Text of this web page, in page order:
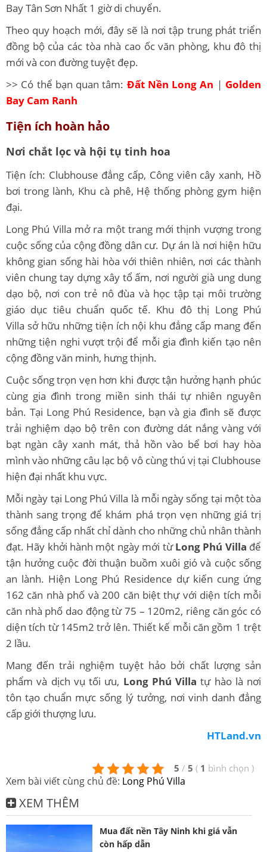
Bay Tân Sơn Nhất 1 giờ di chuyển.
Theo quy hoạch mới, đây sẽ là nơi tập trung phát triển
đồng bộ của các tòa nhà cao ốc văn phòng, khu đô thị
mới và con đường tuyệt đẹp.
>> Có thể bạn quan tâm: Đất Nền Long An | Golden
Bay Cam Ranh
Tiện ích hoàn hảo
Nơi chắt lọc và hội tụ tinh hoa
Tiện ích: Clubhouse đẳng cấp, Công viên cây xanh, Hồ
bơi trong lành, Khu cà phê, Hệ thống phòng gym hiện
đại.
Long Phú Villa mở ra một trang mới thịnh vượng trong
cuộc sống của cộng đồng dân cư. Dự án là nơi hiện hữu
không gian sống hài hòa với thiên nhiên, nơi các thành
viên chung tay dựng xây tổ ấm, nơi người già ung dung
dạo bộ, nơi con trẻ nô đùa và học tập tại môi trường
giáo dục tiêu chuẩn quốc tế. Khu đô thị Long Phú
Villa sở hữu những tiện ích nội khu đẳng cấp mang đến
những tiện nghi vượt trội để mỗi gia đình kiến tạo nên
cộng đồng văn minh, hưng thịnh.
Cuộc sống trọn vẹn hơn khi được tận hưởng hạnh phúc
cùng gia đình trong miền sinh thái tự nhiên nguyên
bản. Tại Long Phú Residence, bạn và gia đình sẽ được
trải nghiệm dạo bộ trên con đường dát nắng vàng với
bạt ngàn cây xanh mát, thả hồn vào bể bơi hay hòa
mình vào những câu lạc bộ vô cùng thú vị tại Clubhouse
hiện đại nhất khu vực.
Mỗi ngày tại Long Phú Villa là mỗi ngày sống tại một tòa
thành sang trọng để khám phá trọn vẹn những giá trị
sống đẳng cấp nhất chỉ dành cho những chủ nhân thành
đạt. Hãy khởi hành một ngày mới từLong Phú Villa để
tận hưởng cuộc đời thuận buồm xuôi gió và cuộc sống
an lành. Hiện Long Phú Residence dự kiến cung ứng
162 căn nhà phố và 200 căn biệt thự với diện tích mỗi
căn nhà phố dao động từ 75 – 120m2, riêng căn góc có
diện tích từ 145m2 trở lên. Thiết kế mỗi căn gồm 1 trệt
2 lầu.
Mang đến trải nghiệm tuyệt hảo bởi chất lượng sản
phẩm và dịch vụ tối ưu, Long Phú Villa tự hào là nơi
tôn tạo chuẩn mực sống lý tưởng, nơi vinh danh đẳng
cấp giới thượng lưu.
HTLand.vn
5 / 5 ( 1 bình chọn )
Xem bài viết cùng chủ đề: Long Phú Villa
XEM THÊM
Mua đất nền Tây Ninh khi giá vẫn
còn hấp dẫn